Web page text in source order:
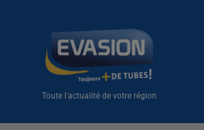
Toute l'actualité de votre région